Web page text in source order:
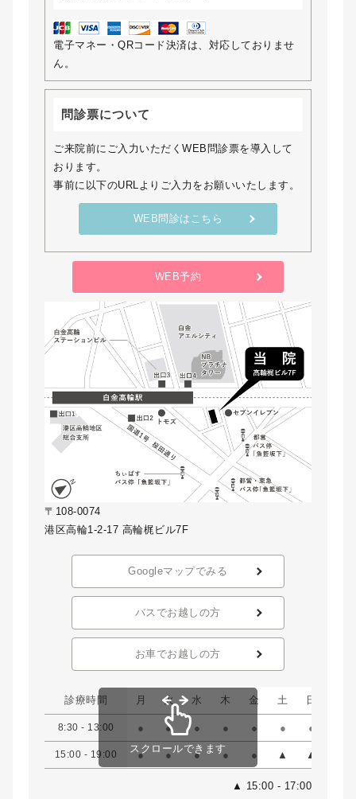
電子マネー・QRコード決済は、対応しておりませ
ん。
問診票について
ご来院前にご入力いただくWEB問診票を導入して
おります。
事前に以下のURLよりご入力をお願いいたします。
WEB問診はこちら
WEB予約
〒108-0074
港区高輪1-2-17 高輪梶ビル7F
Googleマップでみる
バスでお越しの方
お車でお越しの方
診療時間 月 火 水 木 金 土 日
8:30 - 13:00 ● ● ● ● ● ● ●
15:00 - 19:00 ● ● ● ● ● ▲ ▲
スクロールできます
▲ 15:00 - 17:00